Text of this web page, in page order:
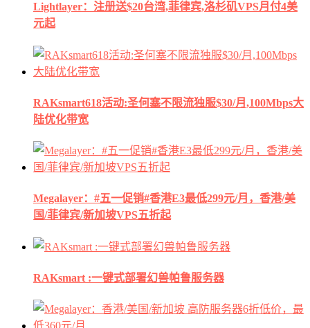
Lightlayer：注册送$20台湾,菲律宾,洛杉矶VPS月付4美
元起
RAKsmart618活动:圣何塞不限流独服$30/月,100Mbps大
陆优化带宽
Megalayer：#五一促销#香港E3最低299元/月，香港/美
国/菲律宾/新加坡VPS五折起
RAKsmart :一键式部署幻兽帕鲁服务器